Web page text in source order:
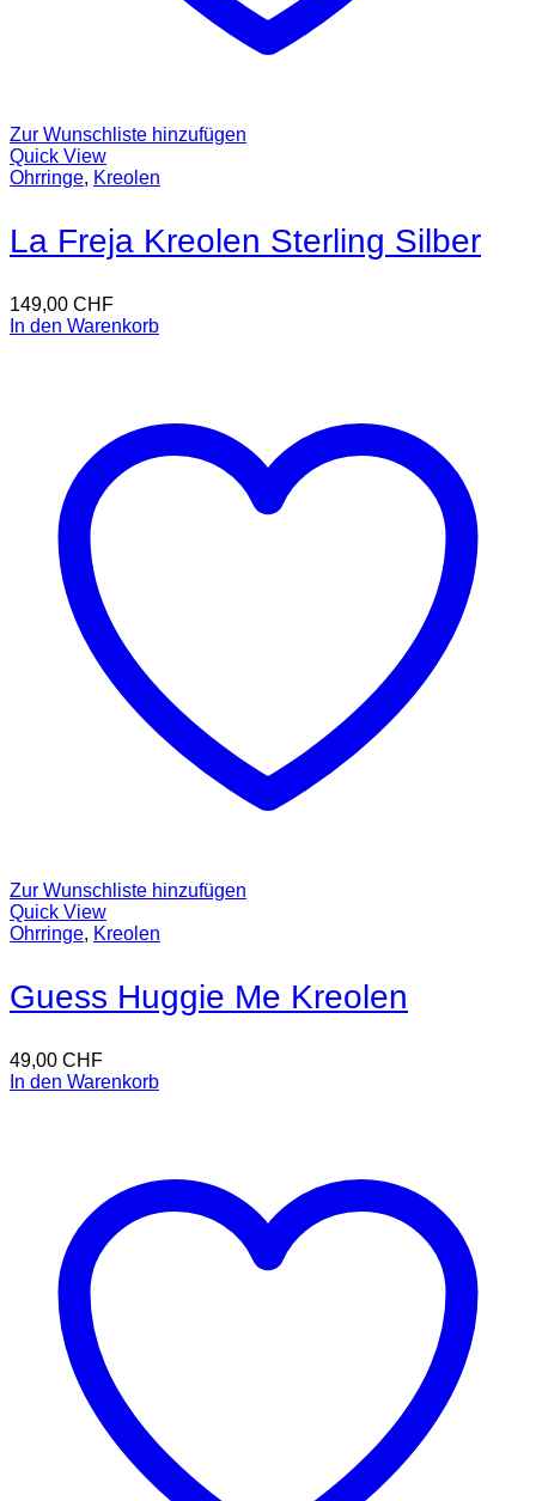
Zur Wunschliste hinzufügen
Quick View
Ohrringe, Kreolen
La Freja Kreolen Sterling Silber
149,00 CHF
In den Warenkorb
Zur Wunschliste hinzufügen
Quick View
Ohrringe, Kreolen
Guess Huggie Me Kreolen
49,00 CHF
In den Warenkorb